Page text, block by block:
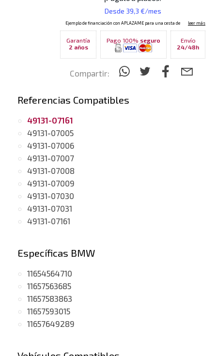
Garantía
2 años
Pago 100% seguro
Envío
24/48h
Compartir:
Referencias Compatibles
49131-07161
49131-07005
49131-07006
49131-07007
49131-07008
49131-07009
49131-07030
49131-07031
49131-07161
Específicas BMW
11654564710
11657563685
11657583863
11657593015
11657649289